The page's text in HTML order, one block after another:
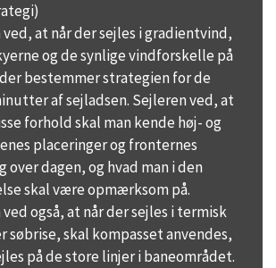
at når der sejles i gradientvind,
og de synlige vindforskelle på
bestemmer strategien for de
af sejladsen. Sejleren ved, at
forhold skal man kende høj- og
placeringer og fronternes
over dagen, og hvad man i den
skal være opmærksom på.
også, at når der sejles i termisk
søbrise, skal kompasset anvendes,
på de store linjer i baneområdet.